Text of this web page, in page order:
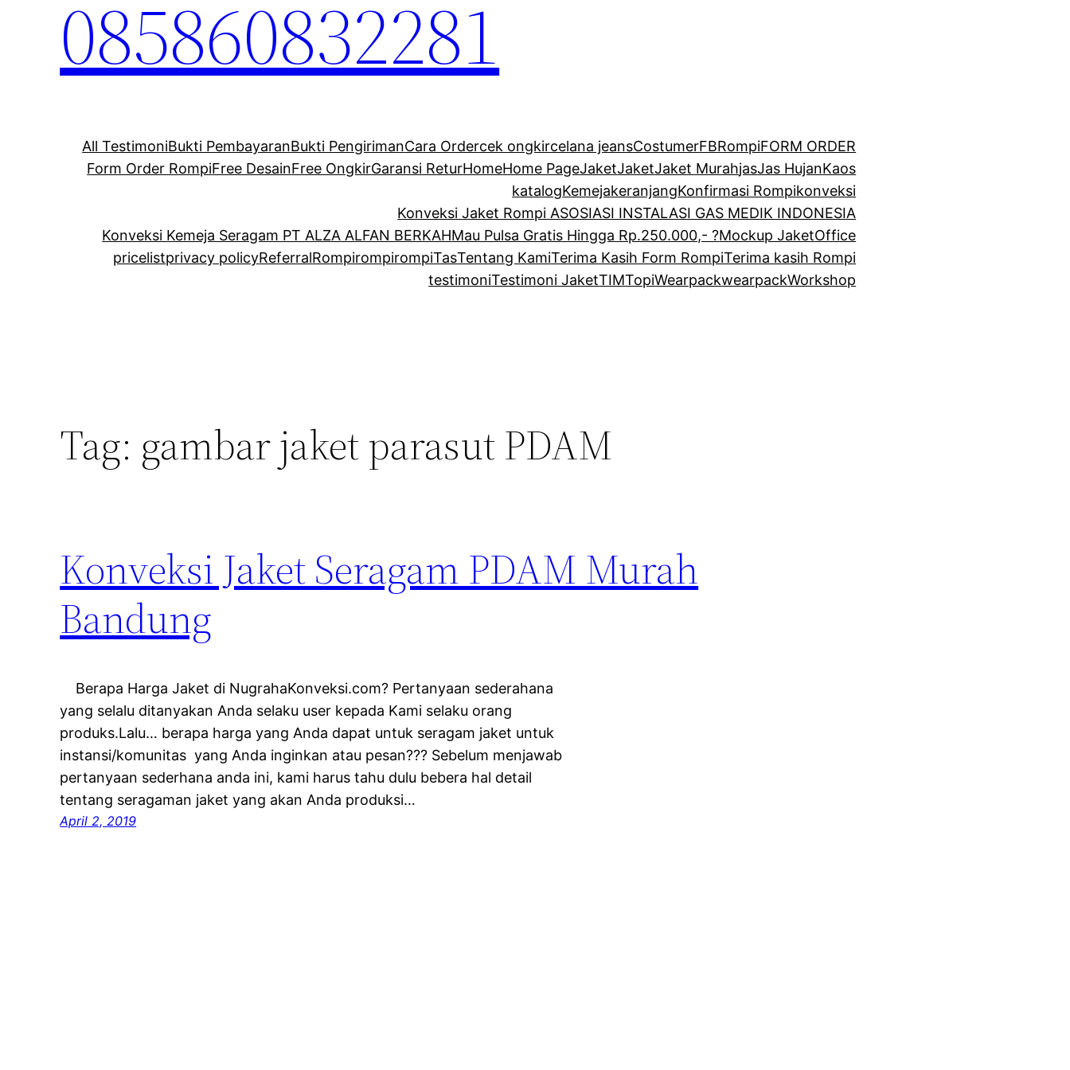
085860832281
All TestimoniBukti PembayaranBukti PengirimanCara Ordercek ongkircelana jeansCostumerFBRompiFORM ORDER
Form Order RompiFree DesainFree OngkirGaransi ReturHomeHome PageJaketJaketJaket MurahjasJas HujanKaos
katalogKemejakeranjangKonfirmasi Rompikonveksi
Konveksi Jaket Rompi ASOSIASI INSTALASI GAS MEDIK INDONESIA
Konveksi Kemeja Seragam PT ALZA ALFAN BERKAHMau Pulsa Gratis Hingga Rp.250.000,- ?Mockup JaketOffice
pricelistprivacy policyReferralRompirompirompiTasTentang KamiTerima Kasih Form RompiTerima kasih Rompi
testimoniTestimoni JaketTIMTopiWearpackwearpackWorkshop
Tag: gambar jaket parasut PDAM
Konveksi Jaket Seragam PDAM Murah
Bandung
Berapa Harga Jaket di NugrahaKonveksi.com? Pertanyaan sederahana
yang selalu ditanyakan Anda selaku user kepada Kami selaku orang
produks.Lalu… berapa harga yang Anda dapat untuk seragam jaket untuk
instansi/komunitas yang Anda inginkan atau pesan??? Sebelum menjawab
pertanyaan sederhana anda ini, kami harus tahu dulu bebera hal detail
tentang seragaman jaket yang akan Anda produksi…
April 2, 2019